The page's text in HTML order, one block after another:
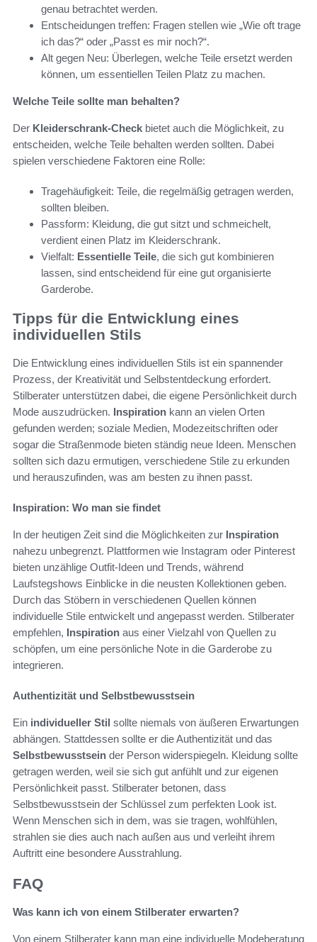
genau betrachtet werden.
Entscheidungen treffen: Fragen stellen wie „Wie oft trage
ich das?“ oder „Passt es mir noch?“.
Alt gegen Neu: Überlegen, welche Teile ersetzt werden
können, um essentiellen Teilen Platz zu machen.
Welche Teile sollte man behalten?
Der Kleiderschrank-Check bietet auch die Möglichkeit, zu
entscheiden, welche Teile behalten werden sollten. Dabei
spielen verschiedene Faktoren eine Rolle:
Tragehäufigkeit: Teile, die regelmäßig getragen werden,
sollten bleiben.
Passform: Kleidung, die gut sitzt und schmeichelt,
verdient einen Platz im Kleiderschrank.
Vielfalt: Essentielle Teile, die sich gut kombinieren
lassen, sind entscheidend für eine gut organisierte
Garderobe.
Tipps für die Entwicklung eines
individuellen Stils
Die Entwicklung eines individuellen Stils ist ein spannender
Prozess, der Kreativität und Selbstentdeckung erfordert.
Stilberater unterstützen dabei, die eigene Persönlichkeit durch
Mode auszudrücken. Inspiration kann an vielen Orten
gefunden werden; soziale Medien, Modezeitschriften oder
sogar die Straßenmode bieten ständig neue Ideen. Menschen
sollten sich dazu ermutigen, verschiedene Stile zu erkunden
und herauszufinden, was am besten zu ihnen passt.
Inspiration: Wo man sie findet
In der heutigen Zeit sind die Möglichkeiten zur Inspiration
nahezu unbegrenzt. Plattformen wie Instagram oder Pinterest
bieten unzählige Outfit-Ideen und Trends, während
Laufstegshows Einblicke in die neusten Kollektionen geben.
Durch das Stöbern in verschiedenen Quellen können
individuelle Stile entwickelt und angepasst werden. Stilberater
empfehlen, Inspiration aus einer Vielzahl von Quellen zu
schöpfen, um eine persönliche Note in die Garderobe zu
integrieren.
Authentizität und Selbstbewusstsein
Ein individueller Stil sollte niemals von äußeren Erwartungen
abhängen. Stattdessen sollte er die Authentizität und das
Selbstbewusstsein der Person widerspiegeln. Kleidung sollte
getragen werden, weil sie sich gut anfühlt und zur eigenen
Persönlichkeit passt. Stilberater betonen, dass
Selbstbewusstsein der Schlüssel zum perfekten Look ist.
Wenn Menschen sich in dem, was sie tragen, wohlfühlen,
strahlen sie dies auch nach außen aus und verleiht ihrem
Auftritt eine besondere Ausstrahlung.
FAQ
Was kann ich von einem Stilberater erwarten?
Von einem Stilberater kann man eine individuelle Modeberatung